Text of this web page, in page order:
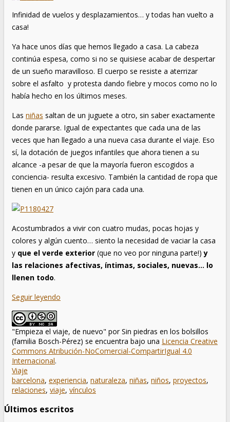
Infinidad de vuelos y desplazamientos… y todas han vuelto a
casa!
Ya hace unos días que hemos llegado a casa. La cabeza
continúa espesa, como si no se quisiese acabar de despertar
de un sueño maravilloso. El cuerpo se resiste a aterrizar
sobre el asfalto y protesta dando fiebre y mocos como no lo
había hecho en los últimos meses.
Las niñas saltan de un juguete a otro, sin saber exactamente
donde pararse. Igual de expectantes que cada una de las
veces que han llegado a una nueva casa durante el viaje. Eso
sí, la dotación de juegos infantiles que ahora tienen a su
alcance -a pesar de que la mayoría fueron escogidos a
conciencia- resulta excesivo. También la cantidad de ropa que
tienen en un único cajón para cada una.
Acostumbrados a vivir con cuatro mudas, pocas hojas y
colores y algún cuento… siento la necesidad de vaciar la casa
y que el verde exterior (que no veo por ninguna parte!)y
las relaciones afectivas, íntimas, sociales, nuevas… lo
llenen todo.
Seguir leyendo
"Empieza el viaje, de nuevo" porSin piedras en los bolsillos
(familia Bosch-Pérez) se encuentra bajo una Licencia Creative
Commons Atribución-NoComercial-CompartirIgual 4.0
Internacional.
Viaje
barcelona, experiencia, naturaleza, niñas, niños, proyectos,
relaciones, viaje, vínculos
Últimos escritos